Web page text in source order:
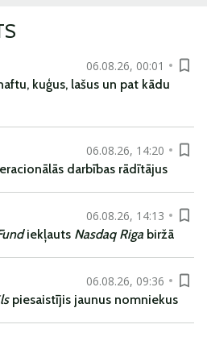
06.08.26, 00:01
kuģus, lašus un pat kādu
06.08.26, 14:20
darbības rādītājus
06.08.26, 14:13
iekļauts Nasdaq Riga biržā
06.08.26, 09:36
piesaistījis jaunus nomniekus